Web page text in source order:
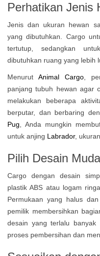
Perhatikan Jenis
Jenis dan ukuran hewan
yang dibutuhkan. Cargo
tertutup, sedangkan
dibutuhkan ruang yang lebih
Menurut Animal Cargo ,
panjang tubuh hewan agar
melakukan beberapa
berputar, dan berbaring
Pug , Anda mungkin
untuk anjing Labrador,
Pilih Desain
Cargo dengan desain
plastik ABS atau logam
Permukaan yang halus
pemilik membersihkan
desain yang terlalu banyak
proses pembersihan dan